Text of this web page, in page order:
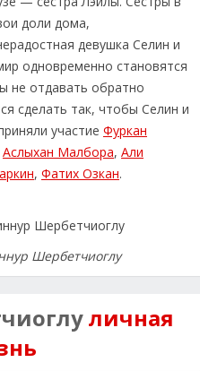
доли дома,
девушка Селин и
одновременно становятся
не отдавать обратно
сделать так, чтобы Селин и
участие Фуркан
Аслыхан Малбора, Али
, Фатих Озкан.
Шербетчиоглу
личная